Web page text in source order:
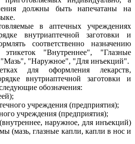
должны быть напечатаны на
в аптечных учреждениях
внутриаптечной заготовки и
соответственно назначению
"Внутреннее", "Глазные
"Мазь", "Наружное", "Для инъекций".
для оформления лекарств,
внутриаптечной заготовки и
обозначения:
учреждения (предприятия);
учреждения (предприятия);
наружное, для инъекций)
(мазь, глазные капли, капли в нос и